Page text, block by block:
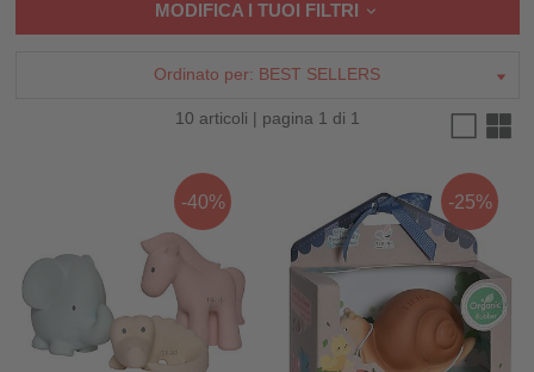
MODIFICA I TUOI FILTRI
Ordinato per: BEST SELLERS
10 articoli | pagina 1 di 1
-40% -25%